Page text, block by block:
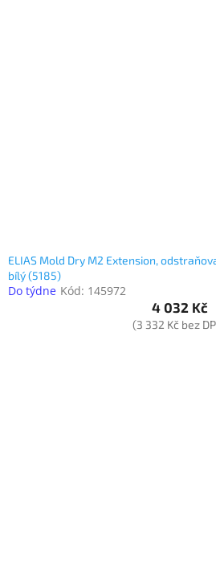
ELIAS Mold Dry M2 Extension,
bílý (5185)
Do týdne Kód: 145972
4 032 Kč
(3 332 Kč bez